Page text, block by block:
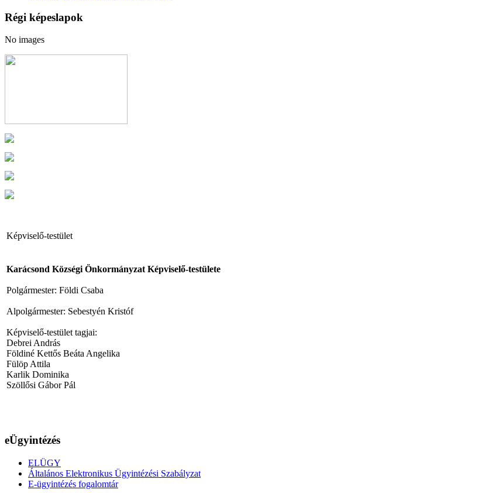
Régi képeslapok
No images
Képviselő-testület
Karácsond Községi Önkormányzat Képviselő-testülete
Polgármester: Földi Csaba
Alpolgármester: Sebestyén Kristóf
Képviselő-testület tagjai:
Debrei András
Földiné Kettős Beáta Angelika
Fülöp Attila
Karlik Dominika
Szöllősi Gábor Pál
eÜgyintézés
ELÜGY
Általános Elektronikus Ügyintézési Szabályzat
E-ügyintézés fogalomtár